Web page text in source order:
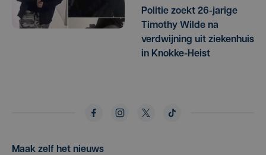
Politie zoekt 26-jarige
Timothy Wilde na
verdwijning uit ziekenhuis
in Knokke-Heist
Maak zelf het nieuws